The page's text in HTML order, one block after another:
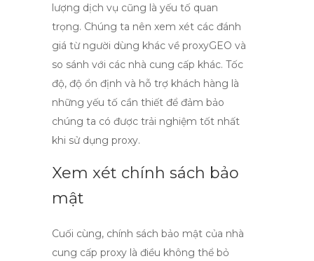
lượng dịch vụ cũng là yếu tố quan
trọng. Chúng ta nên xem xét các đánh
giá từ người dùng khác về proxyGEO và
so sánh với các nhà cung cấp khác. Tốc
độ, độ ổn định và hỗ trợ khách hàng là
những yếu tố cần thiết để đảm bảo
chúng ta có được trải nghiệm tốt nhất
khi sử dụng proxy.
Xem xét chính sách bảo
mật
Cuối cùng, chính sách bảo mật của nhà
cung cấp proxy là điều không thể bỏ